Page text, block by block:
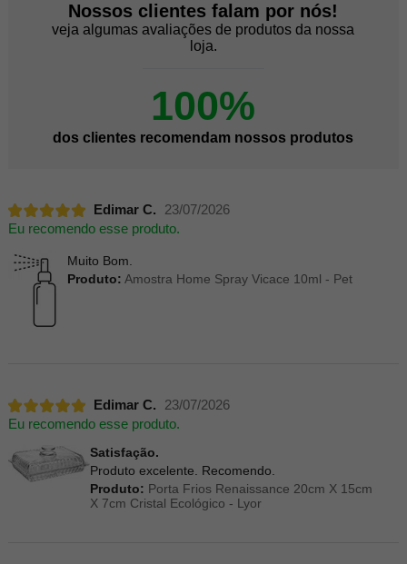
Nossos clientes falam por nós!
veja algumas avaliações de produtos da nossa
loja.
100%
dos clientes recomendam nossos produtos
Edimar C.
23/07/2026
Eu recomendo esse produto.
Muito Bom.
Produto: Amostra Home Spray Vicace 10ml - Pet
Edimar C.
23/07/2026
Eu recomendo esse produto.
Satisfação.
Produto excelente. Recomendo.
Produto: Porta Frios Renaissance 20cm X 15cm
X 7cm Cristal Ecológico - Lyor